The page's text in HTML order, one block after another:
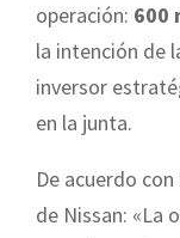
operación: 600
la intención de
inversor
en la junta.
De acuerdo con
de Nissan: «La